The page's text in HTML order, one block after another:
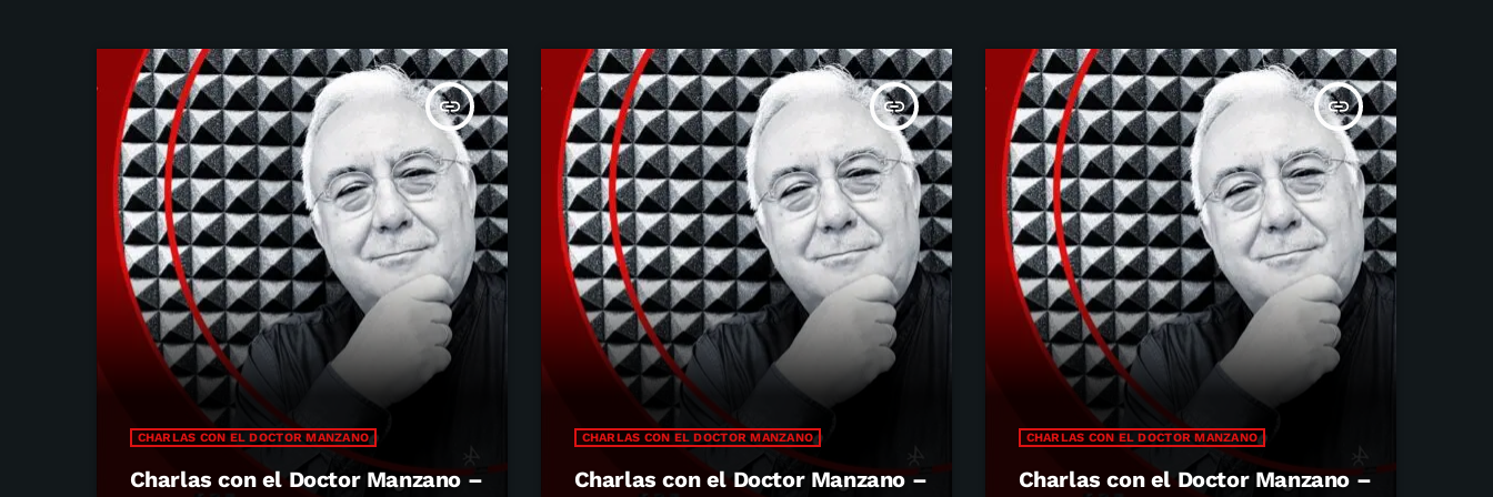
insert_link
CHARLAS CON EL DOCTOR MANZANO
Charlas con el Doctor Manzano –
insert_link
CHARLAS CON EL DOCTOR MANZANO
Charlas con el Doctor Manzano –
insert_link
CHARLAS CON EL DOCTOR MANZANO
Charlas con el Doctor Manzano –